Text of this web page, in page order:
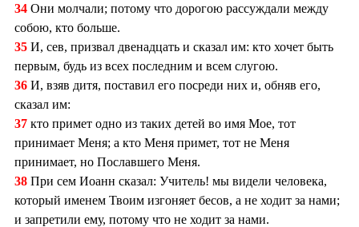
34 Они молчали; потому что дорогою рассуждали между
собою, кто больше.
35 И, сев, призвал двенадцать и сказал им: кто хочет быть
первым, будь из всех последним и всем слугою.
36 И, взяв дитя, поставил его посреди них и, обняв его,
сказал им:
37 кто примет одно из таких детей во имя Мое, тот
принимает Меня; а кто Меня примет, тот не Меня
принимает, но Пославшего Меня.
38 При сем Иоанн сказал: Учитель! мы видели человека,
который именем Твоим изгоняет бесов, а не ходит за нами;
и запретили ему, потому что не ходит за нами.